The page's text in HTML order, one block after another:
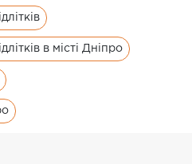
в місті Дніпро